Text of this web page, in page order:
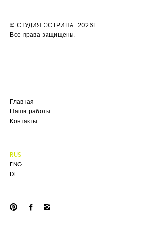
© СТУДИЯ ЭСТРИНА 2026Г.
Все права защищены.
Главная
Наши работы
Контакты
RUS
ENG
DE